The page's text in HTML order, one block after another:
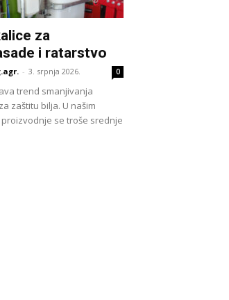
za
i ratarstvo
- 3. srpnja 2026. 0
trend smanjivanja
zaštitu bilja. U našim
se troše srednje